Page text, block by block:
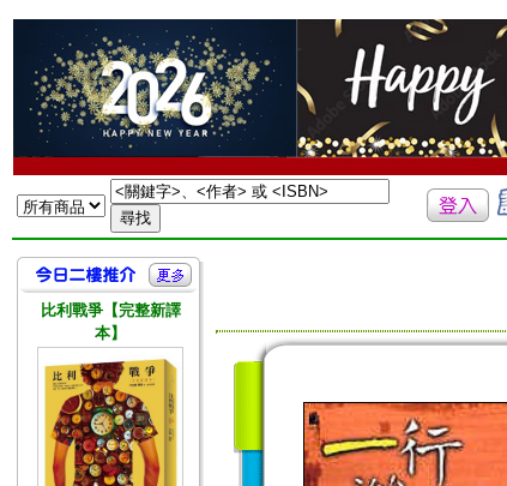
比利戰爭【完整新譯
本】